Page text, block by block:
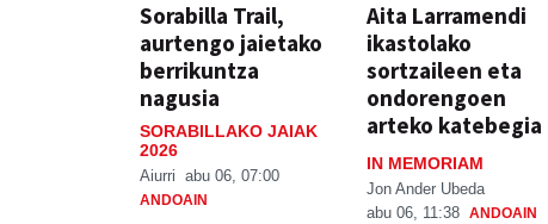
Sorabilla Trail,
aurtengo jaietako
berrikuntza
nagusia
SORABILLAKO JAIAK
2026
Aiurri abu 06, 07:00
ANDOAIN
Aita Larramendi
ikastolako
sortzaileen eta
ondorengoen
arteko katebegia
IN MEMORIAM
Jon Ander Ubeda
abu 06, 11:38 ANDOAIN